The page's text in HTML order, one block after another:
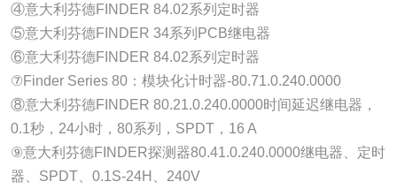
④意大利芬德FINDER 84.02系列定时器
⑤意大利芬德FINDER 34系列PCB继电器
⑥意大利芬德FINDER 84.02系列定时器
⑦Finder Series 80：模块化计时器-80.71.0.240.0000
⑧意大利芬德FINDER 80.21.0.240.0000时间延迟继电器，
0.1秒，24小时，80系列，SPDT，16 A
⑨意大利芬德FINDER探测器80.41.0.240.0000继电器、定时
器、SPDT、0.1S-24H、240V